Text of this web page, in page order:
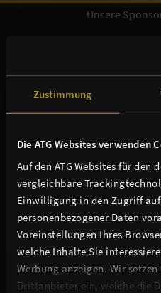
Zustimmung
Die ATG Websites verwenden
Auf den ATG Websites für den
vergleichbare
Einwilligung in den Zugriff
personenbezogener Daten
Voreinstellungen Ihres
welche Inhalte Sie
Werbung anzeigen. Wir
Drittanbieter ein, welche die
Unsere